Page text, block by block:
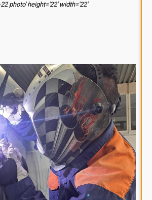
photo' height='22' width='22'